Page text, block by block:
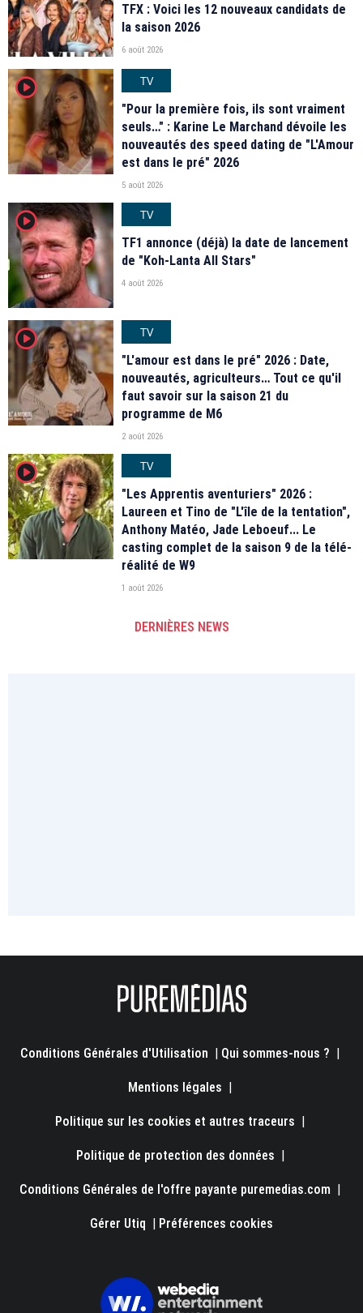
TFX : Voici les 12 nouveaux candidats de
la saison 2026
6 août 2026
player2
TV
"Pour la première fois, ils sont vraiment
seuls…" : Karine Le Marchand dévoile les
nouveautés des speed dating de "L'Amour
est dans le pré" 2026
5 août 2026
player2
TV
TF1 annonce (déjà) la date de lancement
de "Koh-Lanta All Stars"
4 août 2026
player2
TV
"L'amour est dans le pré" 2026 : Date,
nouveautés, agriculteurs… Tout ce qu'il
faut savoir sur la saison 21 du
programme de M6
2 août 2026
player2
TV
"Les Apprentis aventuriers" 2026 :
Laureen et Tino de "L'île de la tentation",
Anthony Matéo, Jade Leboeuf... Le
casting complet de la saison 9 de la télé-
réalité de W9
1 août 2026
DERNIÈRES NEWS
Conditions Générales d'Utilisation | Qui sommes-nous ? |
Mentions légales |
Politique sur les cookies et autres traceurs |
Politique de protection des données |
Conditions Générales de l'offre payante puremedias.com |
Gérer Utiq | Préférences cookies